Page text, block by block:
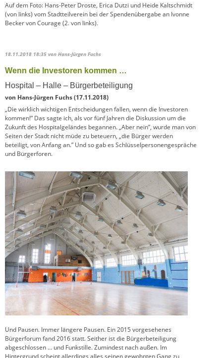
Auf dem Foto: Hans-Peter Droste, Erica Dutzi und Heide Kaltschmidt
(von links) vom Stadtteilverein bei der Spendenübergabe an Ivonne
Becker von Courage (2. von links).
18.11.2018 18:35 von Hans-Jürgen Fuchs
Wenn die Investoren kommen …
Hospital – Halle – Bürgerbeteiligung
von Hans-Jürgen Fuchs (17.11.2018)
„Die wirklich wichtigen Entscheidungen fallen, wenn die Investoren
kommen!” Das sagte ich, als vor fünf Jahren die Diskussion um die
Zukunft des Hospitalgeländes begannen. „Aber nein”, wurde man von
Seiten der Stadt nicht müde zu beteuern, „die Bürger werden
beteiligt, von Anfang an.” Und so gab es Schlüsselpersonengespräche
und Bürgerforen.
Und Pausen. Immer längere Pausen. Ein 2015 vorgesehenes
Bürgerforum fand 2016 statt. Seither ist die Bürgerbeteiligung
abgeschlossen … und Funkstille. Zumindest nach außen. Im